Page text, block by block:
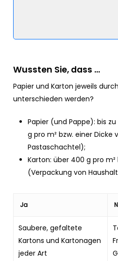
Wussten Sie, dass …
Papier und Karton jeweils
unterschieden werden?
Papier (und Pappe): bis
g pro m² bzw. einer
Pastaschachtel);
Karton: über 400 g pro
(Verpackung von
Ja
Saubere, gefaltete
Kartons und Kartonagen
jeder Art